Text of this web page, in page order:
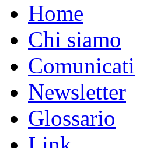
Home
Chi siamo
Comunicati
Newsletter
Glossario